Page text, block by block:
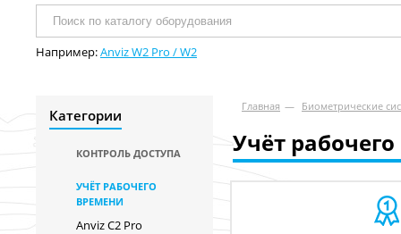
Например:Anviz W2 Pro / W2
Категории
КОНТРОЛЬ ДОСТУПА
УЧЁТ РАБОЧЕГО
ВРЕМЕНИ
Anviz C2 Pro
Главная — Биометрические
Учёт